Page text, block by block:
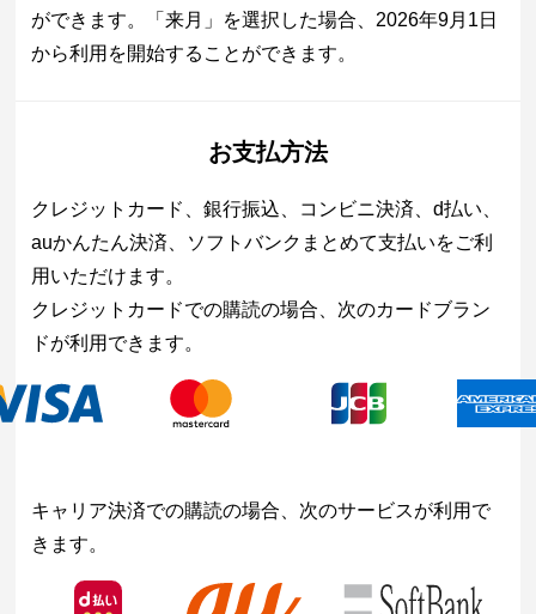
ができます。「来月」を選択した場合、2026年9月1日
から利用を開始することができます。
お支払方法
クレジットカード、銀行振込、コンビニ決済、d払い、
auかんたん決済、ソフトバンクまとめて支払いをご利
用いただけます。
クレジットカードでの購読の場合、次のカードブラン
ドが利用できます。
キャリア決済での購読の場合、次のサービスが利用で
きます。